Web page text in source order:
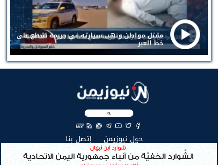
مقتل مواطن ونهب سيارته في جريمة تقطع على
خط العبر
EN
حول نيوزيمن إتصل بنا
جميع الحقوق محفوظة لنيوزيمن © 2026